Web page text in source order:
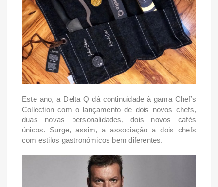
Este ano, a Delta Q dá continuidade à gama Chef’s
Collection com o lançamento de dois novos chefs,
duas novas personalidades, dois novos cafés
únicos. Surge, assim, a associação a dois chefs
com estilos gastronómicos bem diferentes.